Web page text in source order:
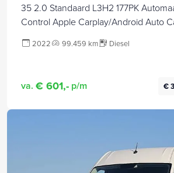
35 2.0 Standaard L3H2 177PK
Control Apple Carplay/Android Auto
stuurverwarming
2022 99.459 km Diesel
va. € 601,- p/m €